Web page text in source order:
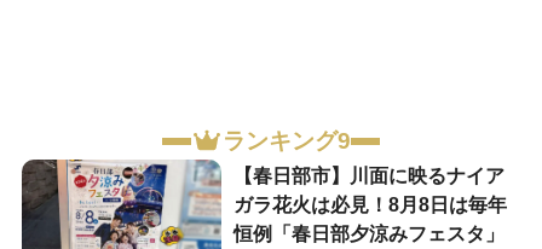
ランキング9
【春日部市】川面に映るナイア
ガラ花火は必見！8月8日は毎年
恒例「春日部夕涼みフェスタ」